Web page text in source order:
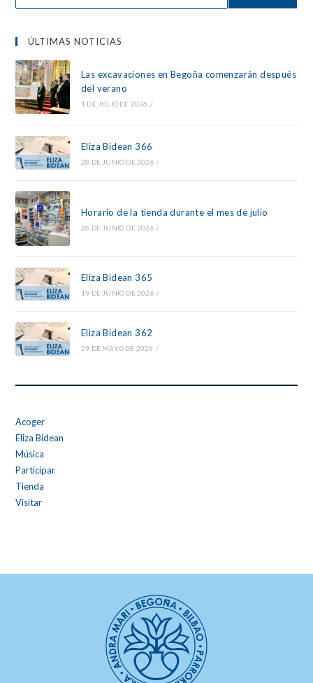
ÚLTIMAS NOTICIAS
Las excavaciones en Begoña comenzarán después
del verano
1 DE JULIO DE 2026 /
Eliza Bidean 366
28 DE JUNIO DE 2026 /
Horario de la tienda durante el mes de julio
26 DE JUNIO DE 2026 /
Eliza Bidean 365
19 DE JUNIO DE 2026 /
Eliza Bidean 362
29 DE MAYO DE 2026 /
Acoger
Eliza Bidean
Música
Participar
Tienda
Visitar